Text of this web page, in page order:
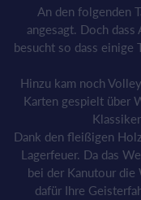
An den folgenden
angesagt. Doch
besucht so dass einige
Hinzu kam noch
Karten gespielt über
Dank den fleißigen
Lagerfeuer. Da das
bei der Kanutour die
dafür Ihre